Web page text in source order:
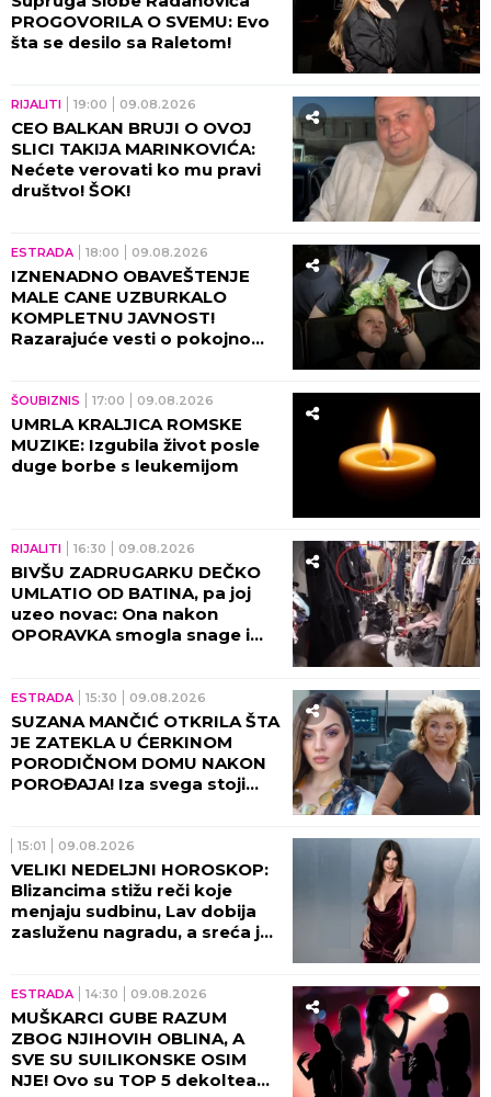
PROGOVORILA O SVEMU: Evo
šta se desilo sa Raletom!
RIJALITI 19:00 09.08.2026
CEO BALKAN BRUJI O OVOJ
SLICI TAKIJA MARINKOVIĆA:
Nećete verovati ko mu pravi
društvo! ŠOK!
ESTRADA 18:00 09.08.2026
IZNENADNO OBAVEŠTENJE
MALE CANE UZBURKALO
KOMPLETNU JAVNOST!
Razarajuće vesti o pokojnom
ŠOUBIZNIS 17:00 09.08.2026
UMRLA KRALJICA ROMSKE
MUZIKE: Izgubila život posle
duge borbe s leukemijom
RIJALITI 16:30 09.08.2026
BIVŠU ZADRUGARKU DEČKO
UMLATIO OD BATINA, pa joj
uzeo novac: Ona nakon
OPORAVKA smogla snage i
ESTRADA 15:30 09.08.2026
SUZANA MANČIĆ OTKRILA ŠTA
JE ZATEKLA U ĆERKINOM
PORODIČNOM DOMU NAKON
POROĐAJA! Iza svega stoji
15:01 09.08.2026
VELIKI NEDELJNI HOROSKOP:
Blizancima stižu reči koje
menjaju sudbinu, Lav dobija
zasluženu nagradu, a sreća je
ESTRADA 14:30 09.08.2026
MUŠKARCI GUBE RAZUM
ZBOG NJIHOVIH OBLINA, A
SVE SU SUILIKONSKE OSIM
NJE! Ovo su TOP 5 dekoltea